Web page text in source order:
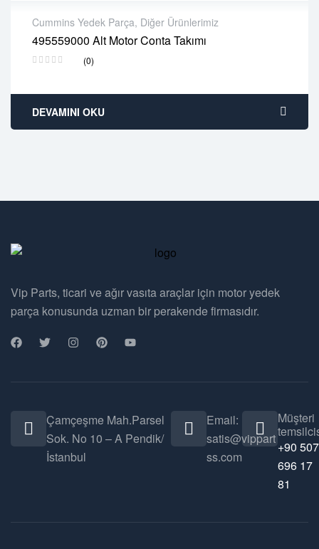
Cummins Yedek Parça, Diğer Ürünlerimiz
495559000 Alt Motor Conta Takımı
(0)
2 years warranty
Delivery time: 1-2 business days
DEVAMINI OKU
Vip Parts, ticari ve ağır vasıta araçlar için motor yedek
parça konusunda uzman bir perakende firmasıdır.
Çamçeşme Mah.Parsel
Sok. No 10 – A Pendik/
İstanbul
Email:
satis@vippart
ss.com
Müşteri
+90 507
696 17
81